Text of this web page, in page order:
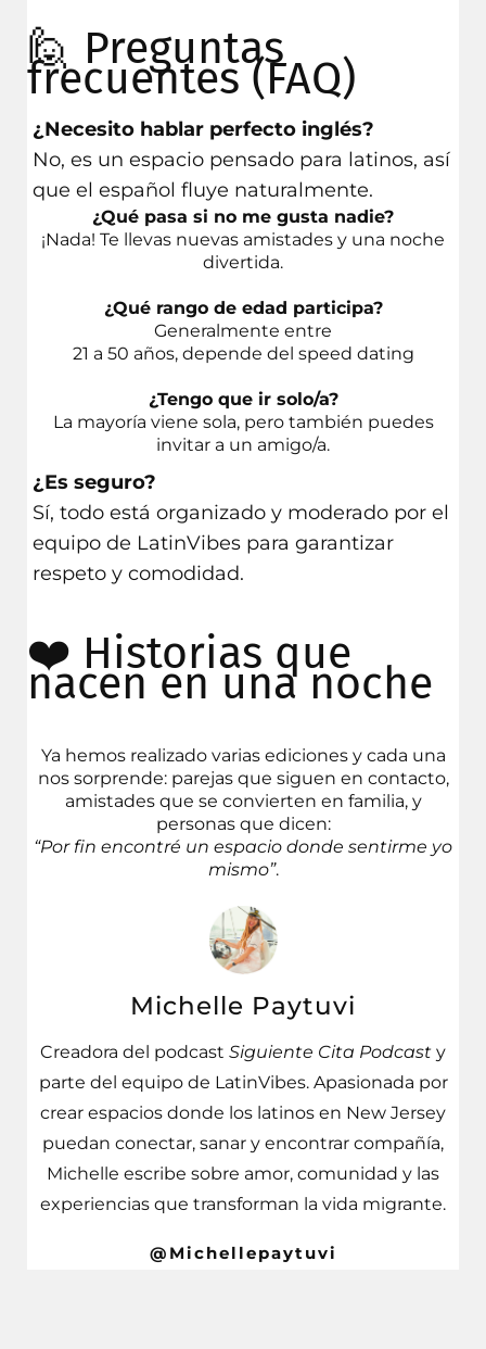
🙋 Preguntas
frecuentes (FAQ)
¿Necesito hablar perfecto inglés?
No, es un espacio pensado para latinos, así
que el español fluye naturalmente.
¿Qué pasa si no me gusta nadie?
¡Nada! Te llevas nuevas amistades y una noche
divertida.
¿Qué rango de edad participa?
Generalmente entre
21 a 50 años, depende del speed dating
¿Tengo que ir solo/a?
La mayoría viene sola, pero también puedes
invitar a un amigo/a.
¿Es seguro?
Sí, todo está organizado y moderado por el
equipo de LatinVibes para garantizar
respeto y comodidad.
❤️ Historias que
nacen en una noche
Ya hemos realizado varias ediciones y cada una
nos sorprende: parejas que siguen en contacto,
amistades que se convierten en familia, y
personas que dicen:
“Por fin encontré un espacio donde sentirme yo
mismo”.
Michelle Paytuvi
Creadora del podcast Siguiente Cita Podcast y
parte del equipo de LatinVibes. Apasionada por
crear espacios donde los latinos en New Jersey
puedan conectar, sanar y encontrar compañía,
Michelle escribe sobre amor, comunidad y las
experiencias que transforman la vida migrante.
@Michellepaytuvi